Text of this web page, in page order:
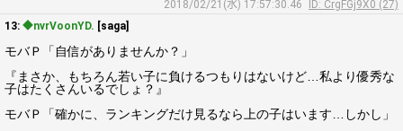
2018/02/21(水) 17:57:30.46
ID: CrgFGj9X0 (27)
13: ◆nvrVoonYD. [saga]
モバＰ「自信がありませんか？」
『まさか、もちろん若い子に負けるつもりはないけど…私より優秀な
子はたくさんいるでしょ？』
モバＰ「確かに、ランキングだけ見るなら上の子はいます…しかし」